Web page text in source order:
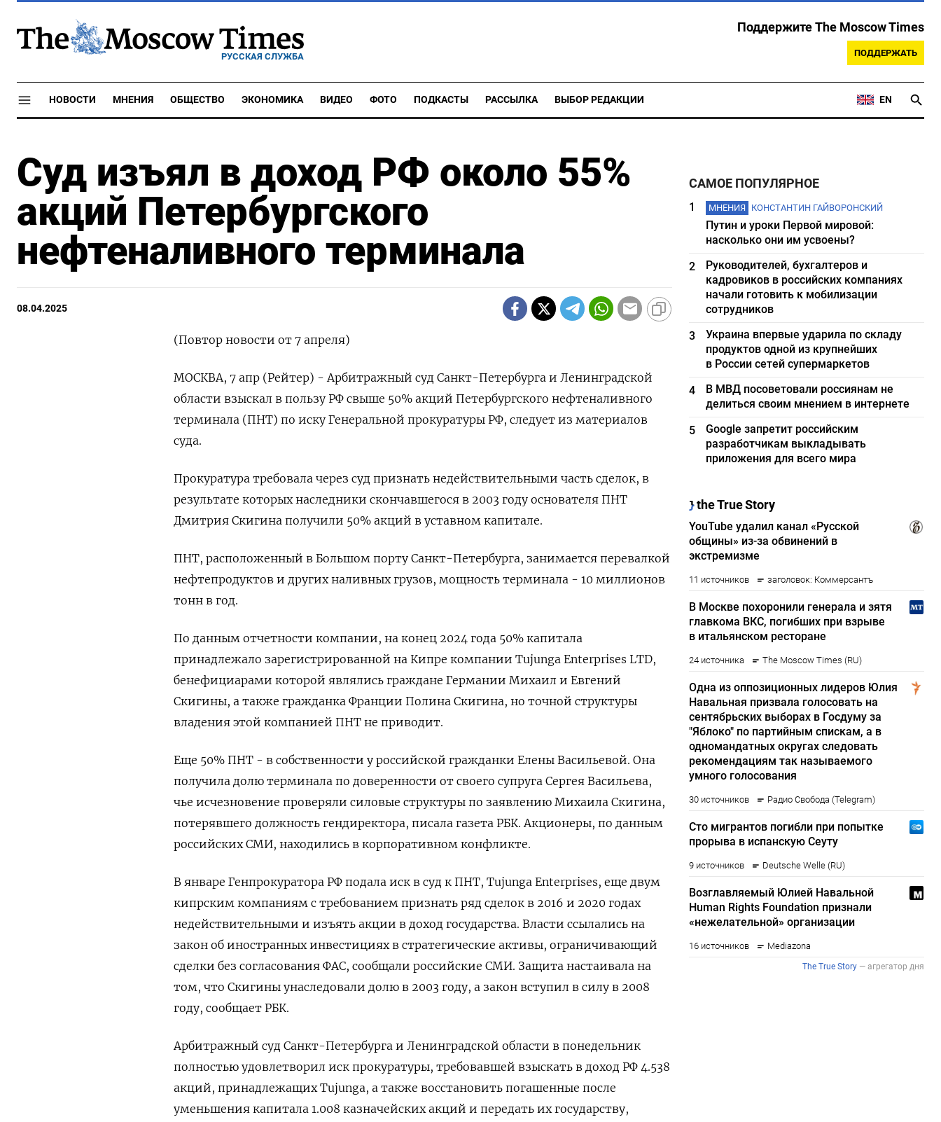
РУССКАЯ СЛУЖБА
Поддержите The Moscow Times
ПОДДЕРЖАТЬ
НОВОСТИ МНЕНИЯ ОБЩЕСТВО ЭКОНОМИКА ВИДЕО ФОТО ПОДКАСТЫ РАССЫЛКА ВЫБОР РЕДАКЦИИ EN
Суд изъял в доход РФ около 55%
акций Петербургского
нефтеналивного терминала
08.04.2025
(Повтор новости от 7 апреля)
МОСКВА, 7 апр (Рейтер) - Арбитражный суд Санкт-Петербурга и Ленинградской
области взыскал в пользу РФ свыше 50% акций Петербургского нефтеналивного
терминала (ПНТ) по иску Генеральной прокуратуры РФ, следует из материалов
суда.
Прокуратура требовала через суд признать недействительными часть сделок, в
результате которых наследники скончавшегося в 2003 году основателя ПНТ
Дмитрия Скигина получили 50% акций в уставном капитале.
ПНТ, расположенный в Большом порту Санкт-Петербурга, занимается перевалкой
нефтепродуктов и других наливных грузов, мощность терминала - 10 миллионов
тонн в год.
По данным отчетности компании, на конец 2024 года 50% капитала
принадлежало зарегистрированной на Кипре компании Tujunga Enterprises LTD,
бенефициарами которой являлись граждане Германии Михаил и Евгений
Скигины, а также гражданка Франции Полина Скигина, но точной структуры
владения этой компанией ПНТ не приводит.
Еще 50% ПНТ - в собственности у российской гражданки Елены Васильевой. Она
получила долю терминала по доверенности от своего супруга Сергея Васильева,
чье исчезновение проверяли силовые структуры по заявлению Михаила Скигина,
потерявшего должность гендиректора, писала газета РБК. Акционеры, по данным
российских СМИ, находились в корпоративном конфликте.
В январе Генпрокуратора РФ подала иск в суд к ПНТ, Tujunga Enterprises, еще двум
кипрским компаниям с требованием признать ряд сделок в 2016 и 2020 годах
недействительными и изъять акции в доход государства. Власти ссылались на
закон об иностранных инвестициях в стратегические активы, ограничивающий
сделки без согласования ФАС, сообщали российские СМИ. Защита настаивала на
том, что Скигины унаследовали долю в 2003 году, а закон вступил в силу в 2008
году, сообщает РБК.
Арбитражный суд Санкт-Петербурга и Ленинградской области в понедельник
полностью удовлетворил иск прокуратуры, требовавшей взыскать в доход РФ 4.538
акций, принадлежащих Tujunga, а также восстановить погашенные после
уменьшения капитала 1.008 казначейских акций и передать их государству,
САМОЕ ПОПУЛЯРНОЕ
1 МНЕНИЯ КОНСТАНТИН ГАЙВОРОНСКИЙ
Путин и уроки Первой мировой:
насколько они им усвоены?
2
Руководителей, бухгалтеров и
кадровиков в российских компаниях
начали готовить к мобилизации
сотрудников
3
Украина впервые ударила по складу
продуктов одной из крупнейших
в России сетей супермаркетов
4
В МВД посоветовали россиянам не
делиться своим мнением в интернете
5
Google запретит российским
разработчикам выкладывать
приложения для всего мира